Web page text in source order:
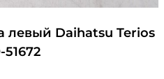
левый Daihatsu Terios
51672